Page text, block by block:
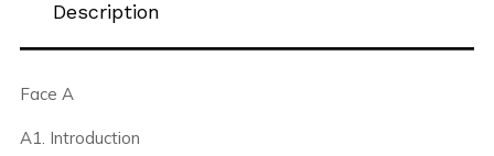
Description
Face A
A1. Introduction